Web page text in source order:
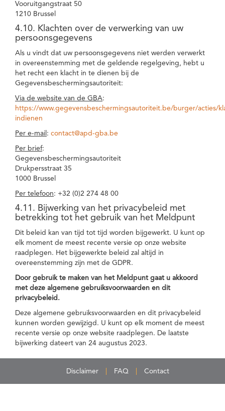
Vooruitgangstraat 50
1210 Brussel
4.10. Klachten over de verwerking van uw
persoonsgegevens
Als u vindt dat uw persoonsgegevens niet werden verwerkt
in overeenstemming met de geldende regelgeving, hebt u
het recht een klacht in te dienen bij de
Gegevensbeschermingsautoriteit:
Via de website van de GBA:
https://www.gegevensbeschermingsautoriteit.be/burger/acties/
indienen
Per e-mail : contact@apd-gba.be
Per brief:
Gegevensbeschermingsautoriteit
Drukpersstraat 35
1000 Brussel
Per telefoon: +32 (0)2 274 48 00
4.11. Bijwerking van het privacybeleid met
betrekking tot het gebruik van het Meldpunt
Dit beleid kan van tijd tot tijd worden bijgewerkt. U kunt op
elk moment de meest recente versie op onze website
raadplegen. Het bijgewerkte beleid zal altijd in
overeenstemming zijn met de GDPR.
Door gebruik te maken van het Meldpunt gaat u akkoord
met deze algemene gebruiksvoorwaarden en dit
privacybeleid.
Deze algemene gebruiksvoorwaarden en dit privacybeleid
kunnen worden gewijzigd. U kunt op elk moment de meest
recente versie op onze website raadplegen. De laatste
bijwerking dateert van 24 augustus 2023.
Disclaimer FAQ Contact